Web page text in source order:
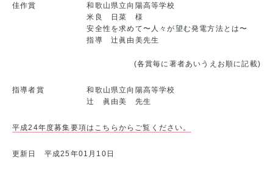
佳作賞
和歌山県立向陽高等学校
米良 日菜 様
安全性を求めて〜人々が望む発電方法とは〜
指導 辻眞由美先生
(各賞毎に著者あいうえお順に記載)
指導者賞
和歌山県立向陽高等学校
辻 眞由美 先生
平成24年度募集要項はこちらからご覧ください。
更新日 平成25年01月10日